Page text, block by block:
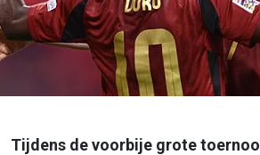
Tijdens de voorbije grote